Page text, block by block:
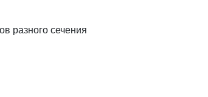
разного сечения